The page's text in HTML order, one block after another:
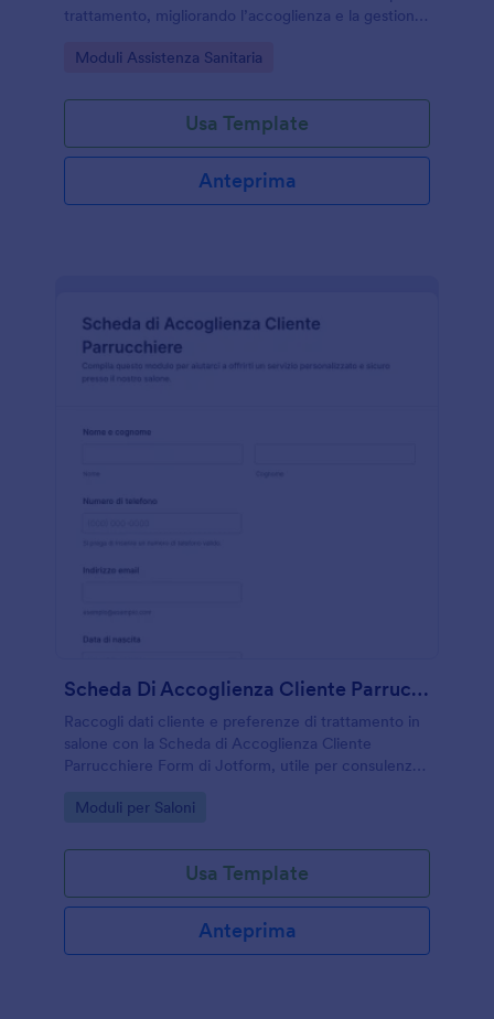
trattamento, migliorando l’accoglienza e la gestione
pronto all’uso.
Go to Category:
Moduli Assistenza Sanitaria
Usa Template
Anteprima
Scheda Di Accoglienza Cliente Parrucchiere
Raccogli dati cliente e preferenze di trattamento in
salone con la Scheda di Accoglienza Cliente
Parrucchiere Form di Jotform, utile per consulenze
ordinato.
Go to Category:
Moduli per Saloni
Usa Template
Anteprima